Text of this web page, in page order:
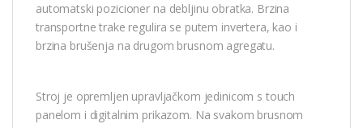
automatski pozicioner na debljinu obratka. Brzina
transportne trake regulira se putem invertera, kao i
brzina brušenja na drugom brusnom agregatu.
Stroj je opremljen upravljačkom jedinicom s touch
panelom i digitalnim prikazom. Na svakom brusnom